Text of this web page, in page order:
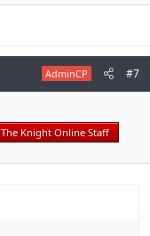
AdminCP #7
The Knight Online Staff